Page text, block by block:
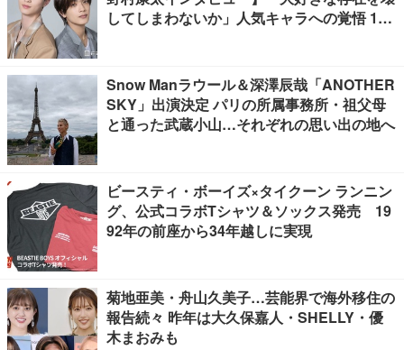
してしまわないか」人気キャラへの覚悟 10
Snow Manラウール＆深澤辰哉「ANOTHER
SKY」出演決定 パリの所属事務所・祖父母
と通った武蔵小山…それぞれの思い出の地へ
ビースティ・ボーイズ×タイクーン ランニン
グ、公式コラボTシャツ＆ソックス発売 19
92年の前座から34年越しに実現
菊地亜美・舟山久美子…芸能界で海外移住の
報告続々 昨年は大久保嘉人・SHELLY・優
木まおみも